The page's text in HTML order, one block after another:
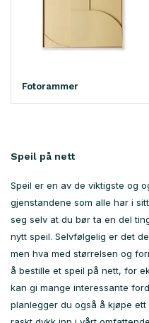
Fotorammer
Speil på nett
Speil er en av de viktigste og
gjenstandene som alle har i
seg selv at du bør ta en del
nytt speil. Selvfølgelig er det
men hva med størrelsen og
å bestille et speil på nett, for
kan gi mange interessante
planlegger du også å kjøpe